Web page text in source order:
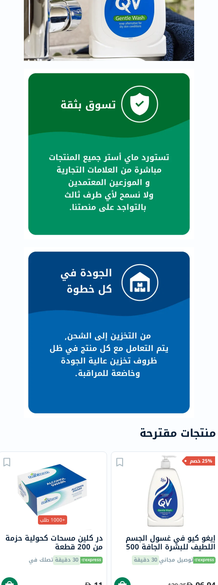
منتجات مقترحة
25% خصم
إيغو كيو في غسول الجسم
اللطيف للبشرة الجافة 500
مل توصيل مجاني30 دقيقة
+1000 طلب
در كلين مسحات كحولية حزمة
من 200 قطعة
30 دقيقة تصلك في